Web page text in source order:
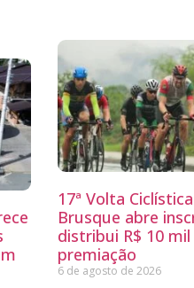
17ª Volta
Brusque abre
distribui R$ 10
premiação
6 de agosto de 2026